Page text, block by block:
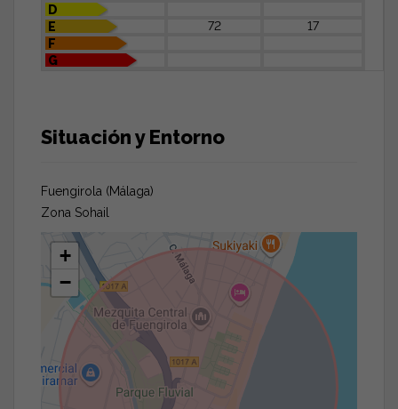
D
E
72
17
F
G
Situación y Entorno
Fuengirola (Málaga)
Zona Sohail
+
−